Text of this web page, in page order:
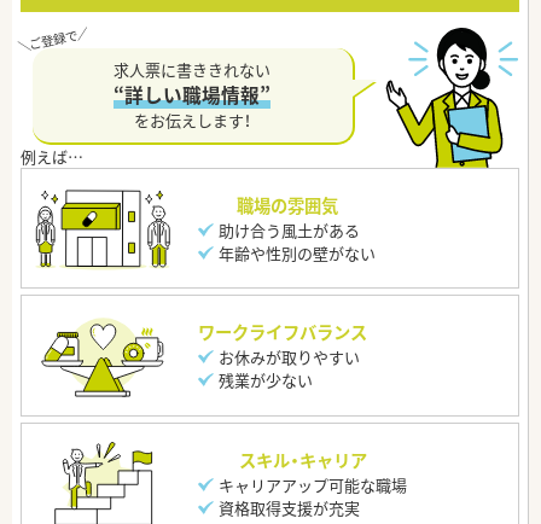
求人票に書ききれない
“詳しい職場情報”
をお伝えします！
職場の雰囲気
助け合う風土がある
年齢や性別の壁がない
ワークライフバランス
お休みが取りやすい
残業が少ない
スキル・キャリア
キャリアアップ可能な職場
資格取得支援が充実